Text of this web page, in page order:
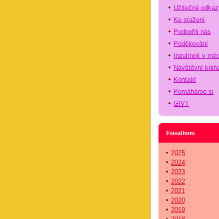
Užitečné
Ke stažení
Podpořili nás
Poděkování
Inzulínek v
Návštěvní
Kontakt
Pomáháme si
GIVT
Fotoalbum
2025
2024
2023
2022
2021
2020
2019